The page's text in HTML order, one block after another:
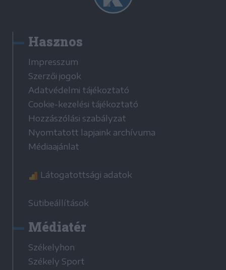
Hasznos
Impresszum
Szerzői jogok
Adatvédelmi tájékoztató
Cookie-kezelési tájékoztató
Hozzászólási szabályzat
Nyomtatott lapjaink archívuma
Médiaajánlat
Látogatottsági adatok
Sütibeállítások
Médiatér
Székelyhon
Székely Sport